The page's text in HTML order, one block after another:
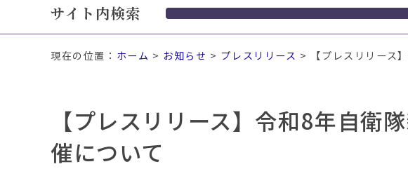
ッ
サイト内検索
現在の位置： ホーム > お知らせ > プレスリリース > 【プレスリリース
【プレスリリース】令和8年自衛
催について